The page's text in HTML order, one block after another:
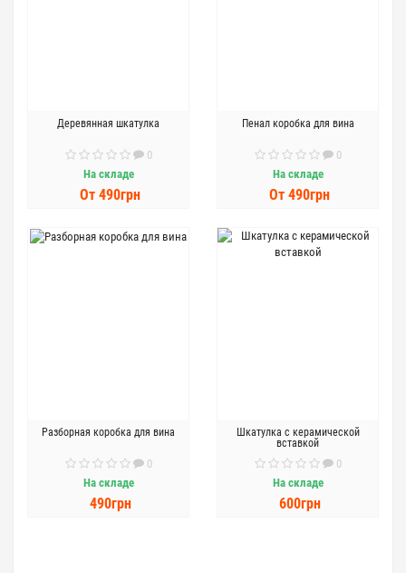
Деревянная шкатулка
0
На складе
От 490грн
Пенал коробка для вина
0
На складе
От 490грн
Разборная коробка для вина
0
На складе
490грн
Шкатулка с керамической
вставкой
0
На складе
600грн